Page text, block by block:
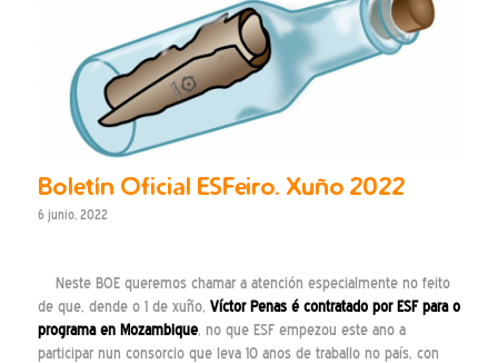
Boletín Oficial ESFeiro. Xuño 2022
6 junio, 2022
Neste BOE queremos chamar a atención especialmente no feito
de que, dende o 1 de xuño, Víctor Penas é contratado por ESF para o
programa en Mozambique, no que ESF empezou este ano a
participar nun consorcio que leva 10 anos de traballo no país, con